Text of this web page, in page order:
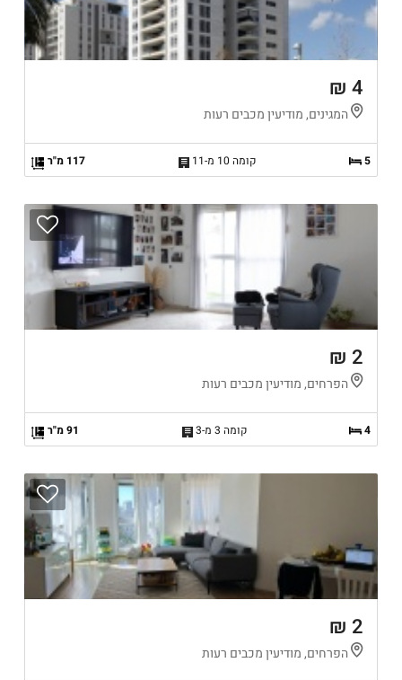
4 ₪
המגינים, מודיעין מכבים רעות
5 קומה 10 מ-11 117 מ"ר
2 ₪
הפרחים, מודיעין מכבים רעות
4 קומה 3 מ-3 91 מ"ר
2 ₪
הפרחים, מודיעין מכבים רעות